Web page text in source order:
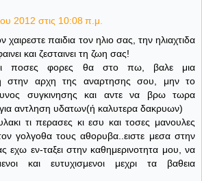
2012 στις 10:08 π.μ.
χαιρεστε παιδια τον ηλιο σας, την ηλιαχτιδα
και ζεσταινει τη ζωη σας!
ποσες φορες θα στο πω, βαλε μια
στην αρχη της αναρτησης σου, μην το
συγκινησης και αντε να βρω τωρα
αντληση υδατων(ή καλυτερα δακρυων)
τι περασες κι εσυ και τοσες μανουλες
γολγοθα τους αθορυβα..ειστε μεσα στην
εχω εν-ταξει στην καθημερινοτητα μου, να
και ευτυχισμενοι μεχρι τα βαθεια